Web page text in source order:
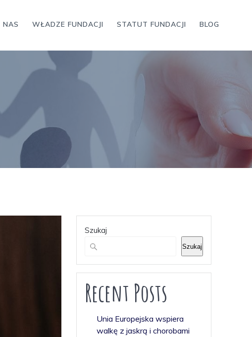
NAS WŁADZE FUNDACJI STATUT FUNDACJI BLOG
Szukaj
Szukaj
Recent Posts
Unia Europejska wspiera
walkę z jaskrą i chorobami